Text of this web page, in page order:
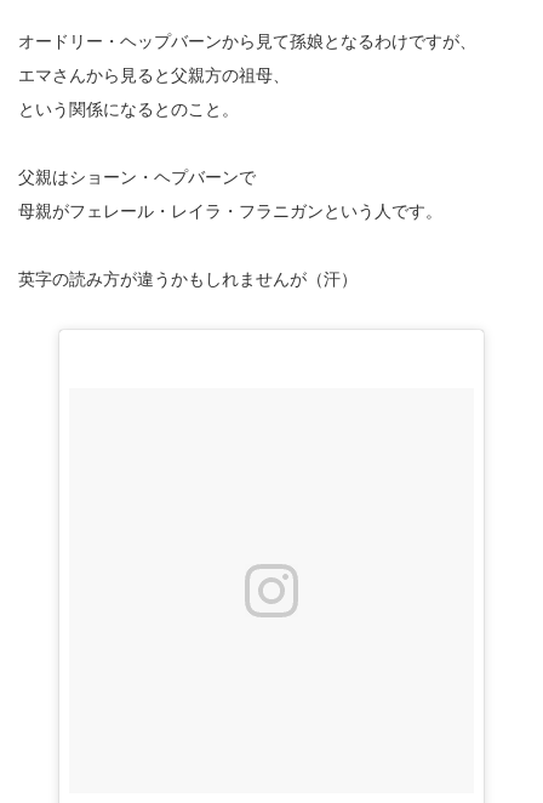
オードリー・ヘップバーンから見て孫娘となるわけですが、
エマさんから見ると父親方の祖母、
という関係になるとのこと。
父親はショーン・ヘプバーンで
母親がフェレール・レイラ・フラニガンという人です。
英字の読み方が違うかもしれませんが（汗）